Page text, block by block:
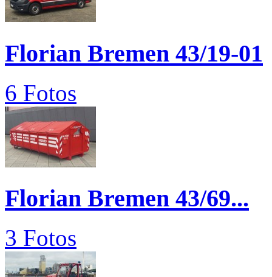
Florian Bremen 43/19-01
6 Fotos
Florian Bremen 43/69...
3 Fotos